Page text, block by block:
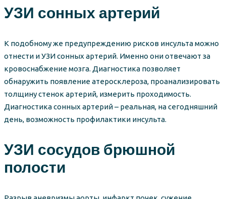
УЗИ сонных артерий
К подобному же предупреждению рисков инсульта можно
отнести и УЗИ сонных артерий. Именно они отвечают за
кровоснабжение мозга. Диагностика позволяет
обнаружить появление атеросклероза, проанализировать
толщину стенок артерий, измерить проходимость.
Диагностика сонных артерий – реальная, на сегодняшний
день, возможность профилактики инсульта.
УЗИ сосудов брюшной
полости